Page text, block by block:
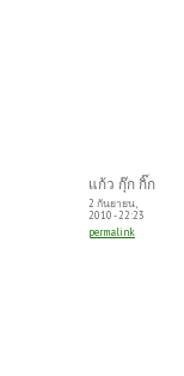
แก้ว กุ๊ก กิ๊ก
2 กันยายน,
2010 - 22:23
permalink